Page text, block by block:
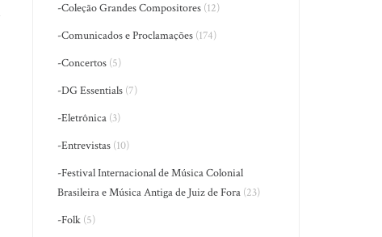
-Coleção Grandes Compositores (12)
-Comunicados e Proclamações (174)
-Concertos (5)
-DG Essentials (7)
-Eletrônica (3)
-Entrevistas (10)
-Festival Internacional de Música Colonial
Brasileira e Música Antiga de Juiz de Fora (23)
-Folk (5)